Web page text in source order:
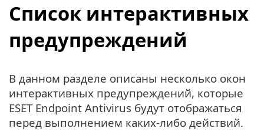
Список интерактивных
предупреждений
В данном разделе описаны несколько окон
интерактивных предупреждений, которые
ESET Endpoint Antivirus будут отображаться
перед выполнением каких-либо действий.